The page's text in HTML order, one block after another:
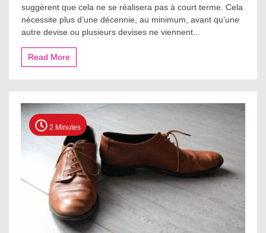
que
le
dollar
suggèrent que cela ne se réalisera pas à court terme. Cela
nécessite plus d’une décennie, au minimum, avant qu’une
autre devise ou plusieurs devises ne viennent...
Read More
2 Minutes